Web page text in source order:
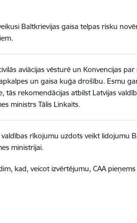
Baltkrievijas gaisa telpas risku
aviācijas vēsturē un Konvencijas
un gaisa kuģa drošību. Esmu
tās rekomendācijas atbilst Latvijas
ministrs Tālis Linkaits.
valdības rīkojumu uzdots veikt lidojumu
ministrijai.
kad, veicot izvērtējumu, CAA